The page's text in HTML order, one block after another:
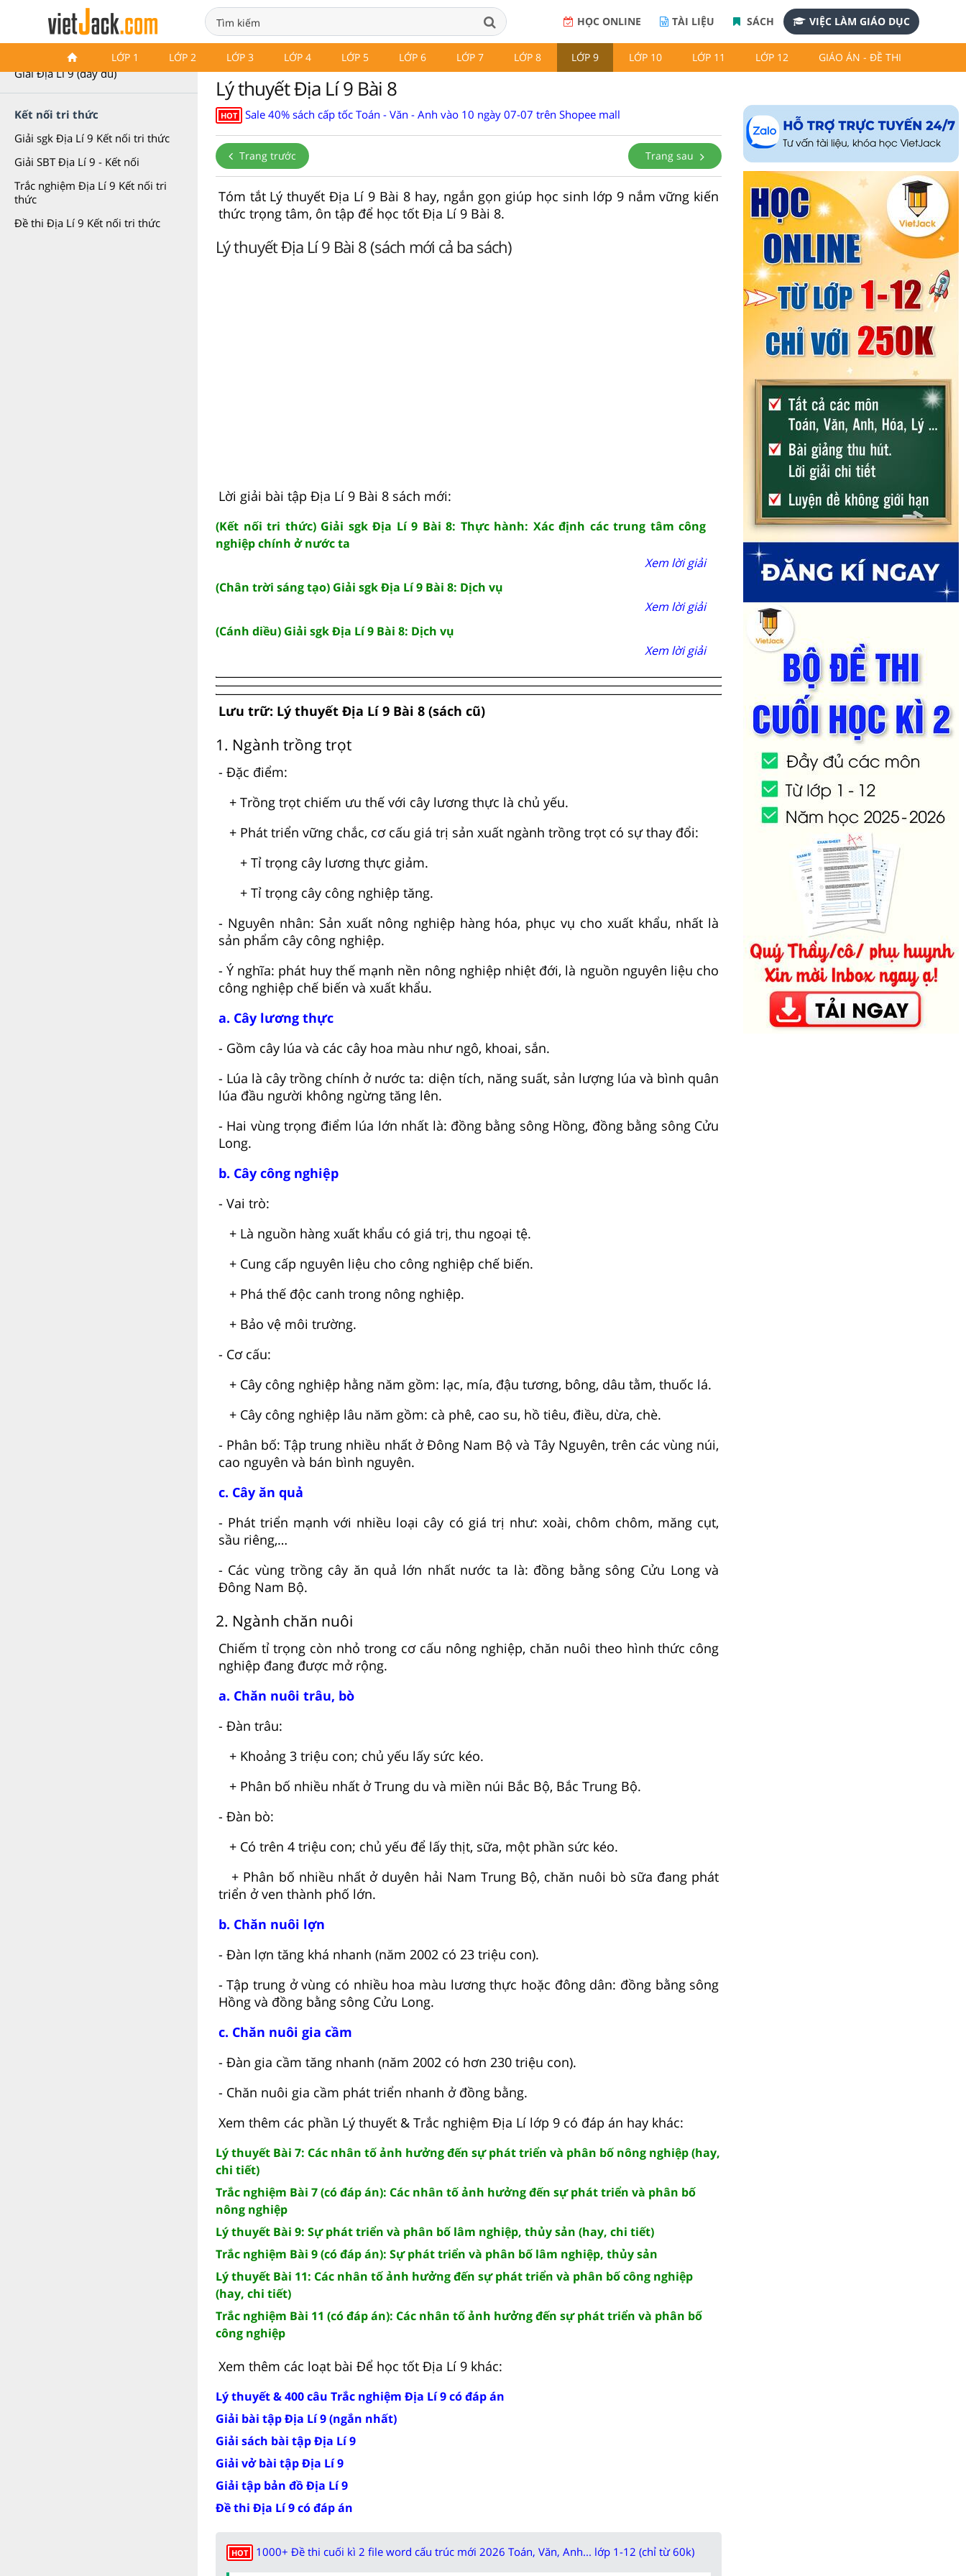
HỌC ONLINE TÀI LIỆU SÁCH VIỆC LÀM GIÁO DỤC
LỚP 1 LỚP 2 LỚP 3 LỚP 4 LỚP 5 LỚP 6 LỚP 7 LỚP 8 LỚP 9 LỚP 10 LỚP 11 LỚP 12 GIÁO ÁN - ĐỀ THI
Giải Địa Lí 9 (đầy đủ)
Kết nối tri thức
Giải sgk Địa Lí 9 Kết nối tri thức
Giải SBT Địa Lí 9 - Kết nối
Trắc nghiệm Địa Lí 9 Kết nối tri
thức
Đề thi Địa Lí 9 Kết nối tri thức
Lý thuyết Địa Lí 9 Bài 8
HOT Sale 40% sách cấp tốc Toán - Văn - Anh vào 10 ngày 07-07 trên Shopee mall
Trang trước Trang sau
Tóm tắt Lý thuyết Địa Lí 9 Bài 8 hay, ngắn gọn giúp học sinh lớp 9 nắm vững kiến
thức trọng tâm, ôn tập để học tốt Địa Lí 9 Bài 8.
Lý thuyết Địa Lí 9 Bài 8 (sách mới cả ba sách)
Lời giải bài tập Địa Lí 9 Bài 8 sách mới:
(Kết nối tri thức) Giải sgk Địa Lí 9 Bài 8: Thực hành: Xác định các trung tâm công
nghiệp chính ở nước ta
Xem lời giải
(Chân trời sáng tạo) Giải sgk Địa Lí 9 Bài 8: Dịch vụ
Xem lời giải
(Cánh diều) Giải sgk Địa Lí 9 Bài 8: Dịch vụ
Xem lời giải
Lưu trữ: Lý thuyết Địa Lí 9 Bài 8 (sách cũ)
1. Ngành trồng trọt
- Đặc điểm:
+ Trồng trọt chiếm ưu thế với cây lương thực là chủ yếu.
+ Phát triển vững chắc, cơ cấu giá trị sản xuất ngành trồng trọt có sự thay đổi:
+ Tỉ trọng cây lương thực giảm.
+ Tỉ trọng cây công nghiệp tăng.
- Nguyên nhân: Sản xuất nông nghiệp hàng hóa, phục vụ cho xuất khẩu, nhất là
sản phẩm cây công nghiệp.
- Ý nghĩa: phát huy thế mạnh nền nông nghiệp nhiệt đới, là nguồn nguyên liệu cho
công nghiệp chế biến và xuất khẩu.
a. Cây lương thực
- Gồm cây lúa và các cây hoa màu như ngô, khoai, sắn.
- Lúa là cây trồng chính ở nước ta: diện tích, năng suất, sản lượng lúa và bình quân
lúa đầu người không ngừng tăng lên.
- Hai vùng trọng điểm lúa lớn nhất là: đồng bằng sông Hồng, đồng bằng sông Cửu
Long.
b. Cây công nghiệp
- Vai trò:
+ Là nguồn hàng xuất khẩu có giá trị, thu ngoại tệ.
+ Cung cấp nguyên liệu cho công nghiệp chế biến.
+ Phá thế độc canh trong nông nghiệp.
+ Bảo vệ môi trường.
- Cơ cấu:
+ Cây công nghiệp hằng năm gồm: lạc, mía, đậu tương, bông, dâu tằm, thuốc lá.
+ Cây công nghiệp lâu năm gồm: cà phê, cao su, hồ tiêu, điều, dừa, chè.
- Phân bố: Tập trung nhiều nhất ở Đông Nam Bộ và Tây Nguyên, trên các vùng núi,
cao nguyên và bán bình nguyên.
c. Cây ăn quả
- Phát triển mạnh với nhiều loại cây có giá trị như: xoài, chôm chôm, măng cụt,
sầu riêng,…
- Các vùng trồng cây ăn quả lớn nhất nước ta là: đồng bằng sông Cửu Long và
Đông Nam Bộ.
2. Ngành chăn nuôi
Chiếm tỉ trọng còn nhỏ trong cơ cấu nông nghiệp, chăn nuôi theo hình thức công
nghiệp đang được mở rộng.
a. Chăn nuôi trâu, bò
- Đàn trâu:
+ Khoảng 3 triệu con; chủ yếu lấy sức kéo.
+ Phân bố nhiều nhất ở Trung du và miền núi Bắc Bộ, Bắc Trung Bộ.
- Đàn bò:
+ Có trên 4 triệu con; chủ yếu để lấy thịt, sữa, một phần sức kéo.
+ Phân bố nhiều nhất ở duyên hải Nam Trung Bộ, chăn nuôi bò sữa đang phát
triển ở ven thành phố lớn.
b. Chăn nuôi lợn
- Đàn lợn tăng khá nhanh (năm 2002 có 23 triệu con).
- Tập trung ở vùng có nhiều hoa màu lương thực hoặc đông dân: đồng bằng sông
Hồng và đồng bằng sông Cửu Long.
c. Chăn nuôi gia cầm
- Đàn gia cầm tăng nhanh (năm 2002 có hơn 230 triệu con).
- Chăn nuôi gia cầm phát triển nhanh ở đồng bằng.
Xem thêm các phần Lý thuyết & Trắc nghiệm Địa Lí lớp 9 có đáp án hay khác:
Lý thuyết Bài 7: Các nhân tố ảnh hưởng đến sự phát triển và phân bố nông nghiệp (hay,
chi tiết)
Trắc nghiệm Bài 7 (có đáp án): Các nhân tố ảnh hưởng đến sự phát triển và phân bố
nông nghiệp
Lý thuyết Bài 9: Sự phát triển và phân bố lâm nghiệp, thủy sản (hay, chi tiết)
Trắc nghiệm Bài 9 (có đáp án): Sự phát triển và phân bố lâm nghiệp, thủy sản
Lý thuyết Bài 11: Các nhân tố ảnh hưởng đến sự phát triển và phân bố công nghiệp
(hay, chi tiết)
Trắc nghiệm Bài 11 (có đáp án): Các nhân tố ảnh hưởng đến sự phát triển và phân bố
công nghiệp
Xem thêm các loạt bài Để học tốt Địa Lí 9 khác:
Lý thuyết & 400 câu Trắc nghiệm Địa Lí 9 có đáp án
Giải bài tập Địa Lí 9 (ngắn nhất)
Giải sách bài tập Địa Lí 9
Giải vở bài tập Địa Lí 9
Giải tập bản đồ Địa Lí 9
Đề thi Địa Lí 9 có đáp án
HOT 1000+ Đề thi cuối kì 2 file word cấu trúc mới 2026 Toán, Văn, Anh... lớp 1-12 (chỉ từ 60k)